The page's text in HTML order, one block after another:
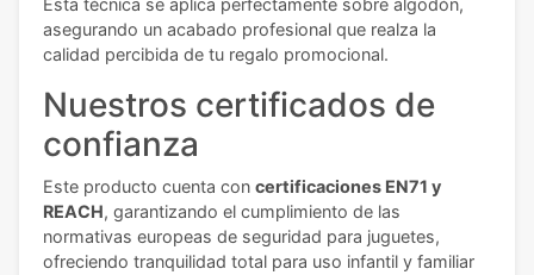
Esta técnica se aplica perfectamente sobre algodón,
asegurando un acabado profesional que realza la
calidad percibida de tu regalo promocional.
Nuestros certificados de
confianza
Este producto cuenta con certificaciones EN71 y
REACH, garantizando el cumplimiento de las
normativas europeas de seguridad para juguetes,
ofreciendo tranquilidad total para uso infantil y familiar